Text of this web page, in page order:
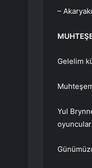
–
Gelelim
Yul